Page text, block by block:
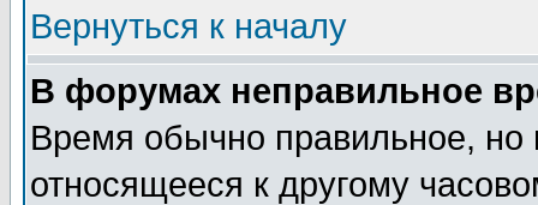
Вернуться к началу
В форумах неправильное
Время обычно правильное,
относящееся к другому